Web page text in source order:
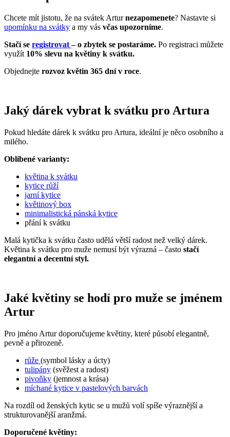
Chcete mít jistotu, že na svátek Arturnezapomenete? Nastavte si
upomínku na svátky a my vás včas upozorníme.
Stačí se registrovat– o zbytek se postaráme. Po registraci můžete
využít 10% slevu na květiny k svátku.
Objednejte rozvoz květin 365 dní v roce.
Jaký dárek vybrat k svátku pro Artura
Pokud hledáte dárek k svátku pro Artura, ideální je něco osobního a
milého.
Oblíbené varianty:
květina k svátku
kytice růží
jarní kytice
květinový box
minimalistická pánská kytice
přání k svátku
Malá kytička k svátku často udělá větší radost než velký dárek.
Květina k svátku pro muže nemusí být výrazná – často stačí
elegantní a decentní styl.
Jaké květiny se hodí pro muže se jménem
Artur
Pro jméno Artur doporučujeme květiny, které působí elegantně,
pevně a přirozeně.
růže (symbol lásky a úcty)
tulipány (svěžest a radost)
pivoňky (jemnost a krása)
míchané kytice v pastelových barvách
Na rozdíl od ženských kytic se u mužů volí spíše výraznější a
strukturovanější aranžmá.
Doporučené květiny: